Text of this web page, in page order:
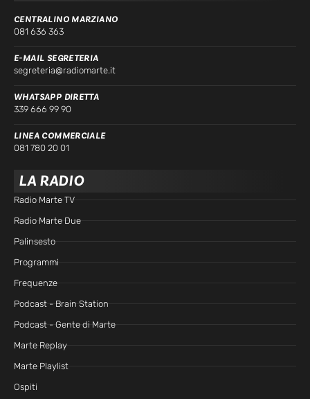
CENTRALINO MARZIANO
081 636 363
E-MAIL SEGRETERIA
segreteria@radiomarte.it
WHATSAPP DIRETTA
339 666 99 90
LINEA COMMERCIALE
081 780 20 01
LA RADIO
Radio Marte TV
Radio Marte Due
Palinsesto
Programmi
Frequenze
Podcast - Brain Station
Podcast - Gente di Marte
Marte Replay
Marte Playlist
Ospiti